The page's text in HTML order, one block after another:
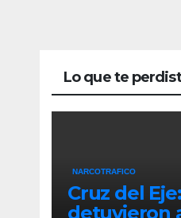
Lo que te
NARCOTRAFICO
Cruz del Eje:
detuvieron